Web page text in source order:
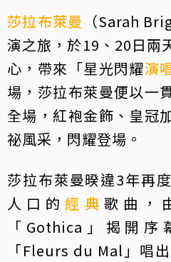
莎拉布萊曼
（Sarah
演之旅，於19、20日兩
心，帶來「星光閃耀演
場，莎拉布萊曼便以一
全場，紅袍金飾、皇冠
祕風采，閃耀登場。
莎拉布萊曼暌違3年再
人口的經典 歌曲，
「Gothica」揭開
「Fleurs du Mal」唱